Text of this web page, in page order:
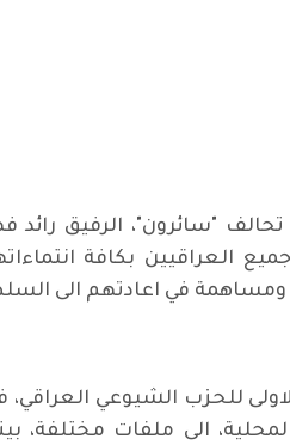
"سائرون"، الرفيق
العراقيين بكافة
ومساهمة في اعادتهم الى
الى ملفات مختلفة،